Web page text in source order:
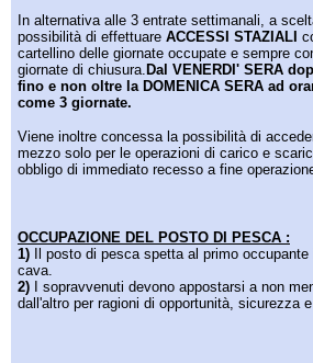
In alternativa alle 3 entrate settimanali, a
possibilità di effettuare ACCESSI STAZIALI
cartellino delle giornate occupate e sempre
giornate di chiusura. Dal VENERDI' SERA
fino e non oltre la DOMENICA SERA ad
come 3 giornate.
Viene inoltre concessa la possibilità di
mezzo solo per le operazioni di carico e
obbligo di immediato recesso a fine
OCCUPAZIONE DEL POSTO DI PESCA :
1) Il posto di pesca spetta al primo
cava.
2) I sopravvenuti devono appostarsi a non
dall'altro per ragioni di opportunità, sicurezza